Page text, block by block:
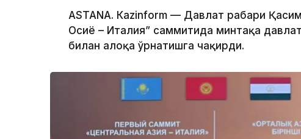
ASTANА. Кazinform — Давлат раҳбари
Осиё – Италия” саммитида минтақа
билан алоқа ўрнатишга чақирди.